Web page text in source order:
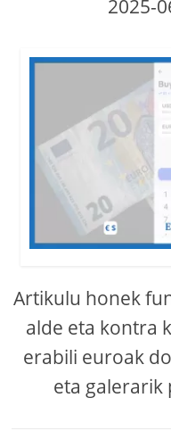
2025-
Artikulu honek
alde eta kontra
erabili euroak
eta galerarik